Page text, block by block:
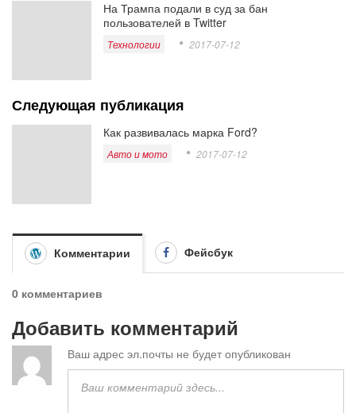
На Трампа подали в суд за бан
пользователей в Twitter
Технологии 2017-07-12
Следующая публикация
Как развивалась марка Ford?
Авто и мото 2017-07-12
Комментарии Фейсбук
0 комментариев
Добавить комментарий
Ваш адрес эл.почты не будет опубликован